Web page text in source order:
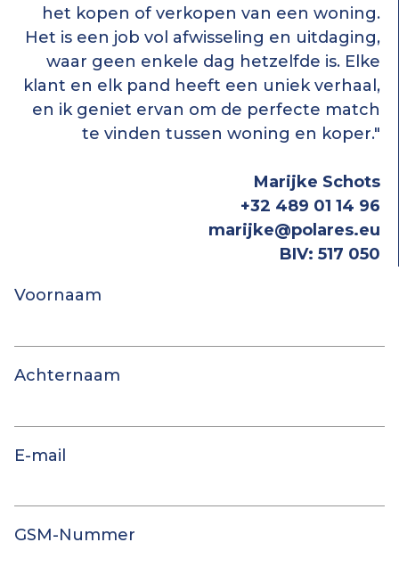
het kopen of verkopen van een woning.
Het is een job vol afwisseling en uitdaging,
waar geen enkele dag hetzelfde is. Elke
klant en elk pand heeft een uniek verhaal,
en ik geniet ervan om de perfecte match
te vinden tussen woning en koper."
Marijke Schots
+32 489 01 14 96
marijke@polares.eu
BIV: 517 050
Voornaam
Achternaam
E-mail
GSM-Nummer